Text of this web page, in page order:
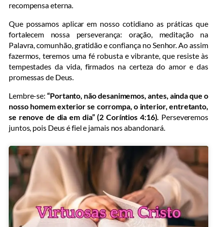
recompensa eterna.
Que possamos aplicar em nosso cotidiano as práticas que
fortalecem nossa perseverança: oração, meditação na
Palavra, comunhão, gratidão e confiança no Senhor. Ao assim
fazermos, teremos uma fé robusta e vibrante, que resiste às
tempestades da vida, firmados na certeza do amor e das
promessas de Deus.
Lembre-se:“Portanto, não desanimemos, antes, ainda que o
nosso homem exterior se corrompa, o interior, entretanto,
se renove de dia em dia” (2 Coríntios 4:16). Perseveremos
juntos, pois Deus é fiel e jamais nos abandonará.